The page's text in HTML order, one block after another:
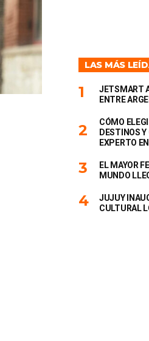
LAS MÁS
JETSMART
ENTRE
CÓMO
DESTINOS
EXPERTO
EL MAYOR
MUNDO
JUJUY
CULTURAL